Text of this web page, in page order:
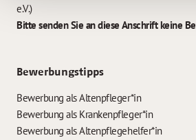
e.V.)
Bitte senden Sie an diese Anschrift keine
Bewerbungstipps
Bewerbung als Altenpfleger*in
Bewerbung als Krankenpfleger*in
Bewerbung als Altenpflegehelfer*in